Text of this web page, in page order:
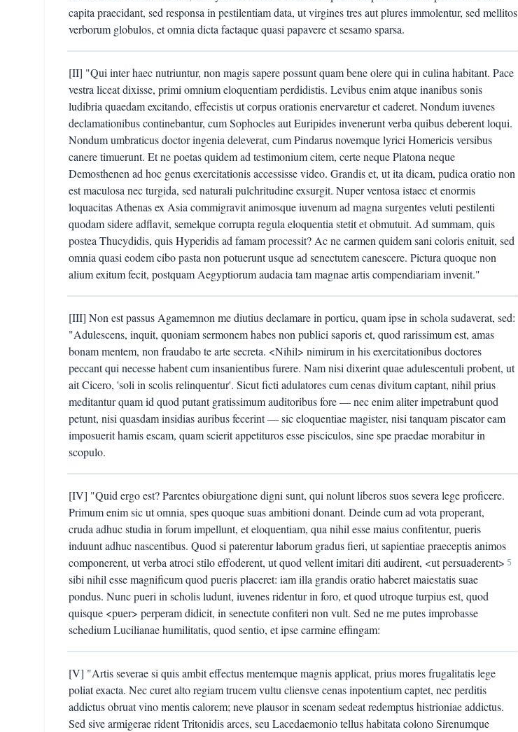
capita praecidant, sed responsa in pestilentiam data, ut virgines tres aut plures immolentur, sed mellitos
verborum globulos, et omnia dicta factaque quasi papavere et sesamo sparsa.
[II] "Qui inter haec nutriuntur, non magis sapere possunt quam bene olere qui in culina habitant. Pace
vestra liceat dixisse, primi omnium eloquentiam perdidistis. Levibus enim atque inanibus sonis
ludibria quaedam excitando, effecistis ut corpus orationis enervaretur et caderet. Nondum iuvenes
declamationibus continebantur, cum Sophocles aut Euripides invenerunt verba quibus deberent loqui.
Nondum umbraticus doctor ingenia deleverat, cum Pindarus novemque lyrici Homericis versibus
canere timuerunt. Et ne poetas quidem ad testimonium citem, certe neque Platona neque
Demosthenen ad hoc genus exercitationis accessisse video. Grandis et, ut ita dicam, pudica oratio non
est maculosa nec turgida, sed naturali pulchritudine exsurgit. Nuper ventosa istaec et enormis
loquacitas Athenas ex Asia commigravit animosque iuvenum ad magna surgentes veluti pestilenti
quodam sidere adflavit, semelque corrupta regula eloquentia stetit et obmutuit. Ad summam, quis
postea Thucydidis, quis Hyperidis ad famam processit? Ac ne carmen quidem sani coloris enituit, sed
omnia quasi eodem cibo pasta non potuerunt usque ad senectutem canescere. Pictura quoque non
alium exitum fecit, postquam Aegyptiorum audacia tam magnae artis compendiariam invenit."
[III] Non est passus Agamemnon me diutius declamare in porticu, quam ipse in schola sudaverat, sed:
"Adulescens, inquit, quoniam sermonem habes non publici saporis et, quod rarissimum est, amas
bonam mentem, non fraudabo te arte secreta. <Nihil> nimirum in his exercitationibus doctores
peccant qui necesse habent cum insanientibus furere. Nam nisi dixerint quae adulescentuli probent, ut
ait Cicero, 'soli in scolis relinquentur'. Sicut ficti adulatores cum cenas divitum captant, nihil prius
meditantur quam id quod putant gratissimum auditoribus fore — nec enim aliter impetrabunt quod
petunt, nisi quasdam insidias auribus fecerint — sic eloquentiae magister, nisi tanquam piscator eam
imposuerit hamis escam, quam scierit appetituros esse pisciculos, sine spe praedae morabitur in
scopulo.
[IV] "Quid ergo est? Parentes obiurgatione digni sunt, qui nolunt liberos suos severa lege proficere.
Primum enim sic ut omnia, spes quoque suas ambitioni donant. Deinde cum ad vota properant,
cruda adhuc studia in forum impellunt, et eloquentiam, qua nihil esse maius confitentur, pueris
induunt adhuc nascentibus. Quod si paterentur laborum gradus fieri, ut sapientiae praeceptis animos
componerent, ut verba atroci stilo effoderent, ut quod vellent imitari diti audirent, <ut persuaderent>
sibi nihil esse magnificum quod pueris placeret: iam illa grandis oratio haberet maiestatis suae
pondus. Nunc pueri in scholis ludunt, iuvenes ridentur in foro, et quod utroque turpius est, quod
quisque <puer> perperam didicit, in senectute confiteri non vult. Sed ne me putes improbasse
schedium Lucilianae humilitatis, quod sentio, et ipse carmine effingam:
5
[V] "Artis severae si quis ambit effectus mentemque magnis applicat, prius mores frugalitatis lege
poliat exacta. Nec curet alto regiam trucem vultu cliensve cenas inpotentium captet, nec perditis
addictus obruat vino mentis calorem; neve plausor in scenam sedeat redemptus histrioniae addictus.
Sed sive armigerae rident Tritonidis arces, seu Lacedaemonio tellus habitata colono Sirenumque